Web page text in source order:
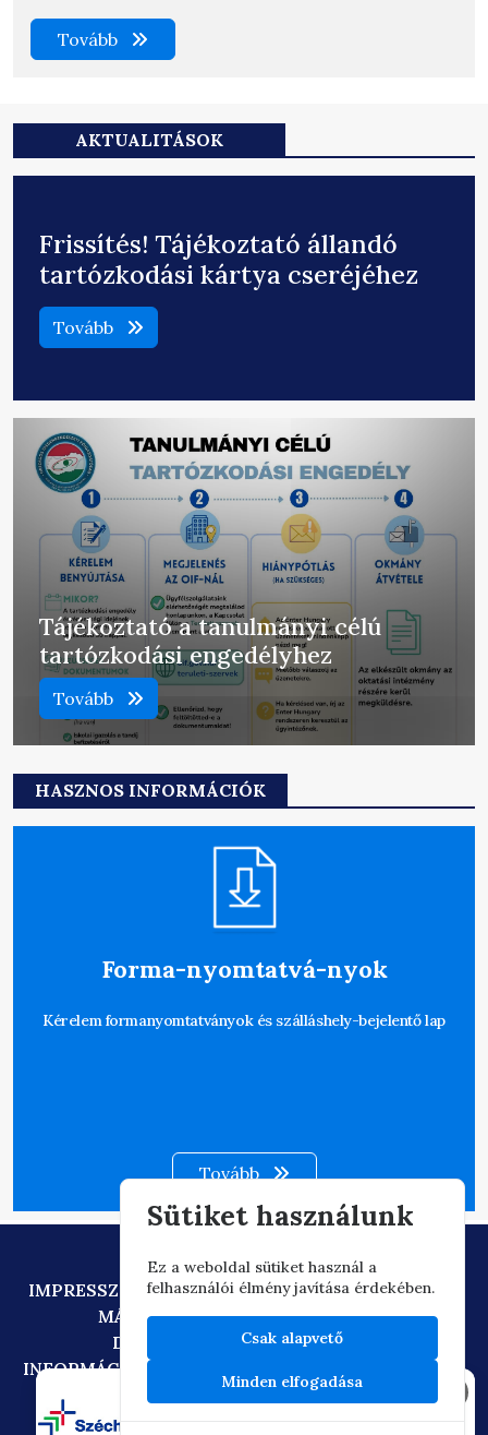
Tovább
AKTUALITÁSOK
Frissítés! Tájékoztató állandó
tartózkodási kártya cseréjéhez
Tovább
Tájékoztató a tanulmányi célú
tartózkodási engedélyhez
Tovább
HASZNOS INFORMÁCIÓK
Forma-nyomtatvá-nyok
Kérelem formanyomtatványok és szálláshely-bejelentő lap
Tovább
IMPRESSZUMADATVÉDELEMTECHNIKAI AJÁNLÁS
MÁSOLATKÉSZÍTÉSI SZABÁLYZAT
DIGITÁLIS ÁLLAMPOLGÁRSÁG
INFORMÁCIÓÁTADÁSI SZABÁLYZAT
OIF/FACEBOOK
Sütiket használunk
Ez a weboldal sütiket használ a
felhasználói élmény javítása érdekében.
Csak alapvető
Minden elfogadása